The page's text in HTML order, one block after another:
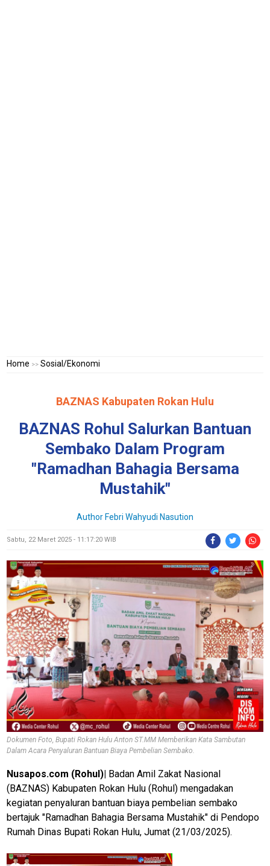
Home >>Sosial/Ekonomi
BAZNAS Kabupaten Rokan Hulu
BAZNAS Rohul Salurkan Bantuan
Sembako Dalam Program
"Ramadhan Bahagia Bersama
Mustahik"
Author Febri Wahyudi Nasution
Sabtu, 22 Maret 2025 - 11:17:20 WIB
Dokumen Foto, Bupati Rokan Hulu Anton ST.MM Memberikan Kata Sambutan
Dalam Acara Penyaluran Bantuan Biaya Pembelian Sembako.
Nusapos.com (Rohul)| Badan Amil Zakat Nasional
(BAZNAS) Kabupaten Rokan Hulu (Rohul) mengadakan
kegiatan penyaluran bantuan biaya pembelian sembako
bertajuk "Ramadhan Bahagia Bersama Mustahik" di Pendopo
Rumah Dinas Bupati Rokan Hulu, Jumat (21/03/2025).